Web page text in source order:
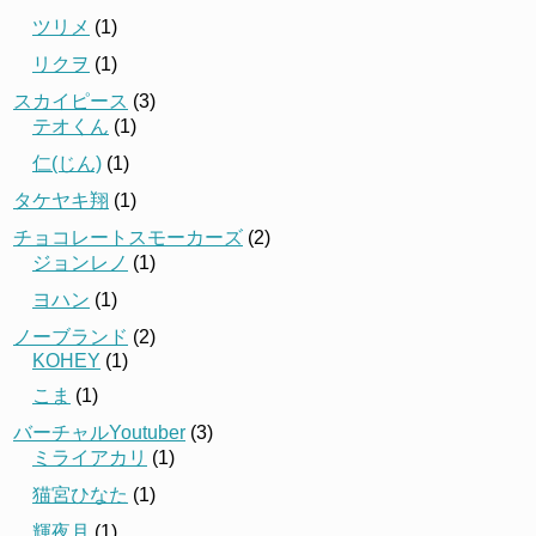
ツリメ (1)
リクヲ (1)
スカイピース (3)
テオくん (1)
仁(じん) (1)
タケヤキ翔 (1)
チョコレートスモーカーズ (2)
ジョンレノ (1)
ヨハン (1)
ノーブランド (2)
KOHEY (1)
こま (1)
バーチャルYoutuber (3)
ミライアカリ (1)
猫宮ひなた (1)
輝夜月 (1)